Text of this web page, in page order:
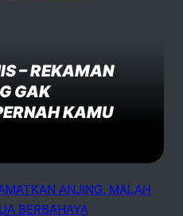
– REKAMAN
GAK
KAMU